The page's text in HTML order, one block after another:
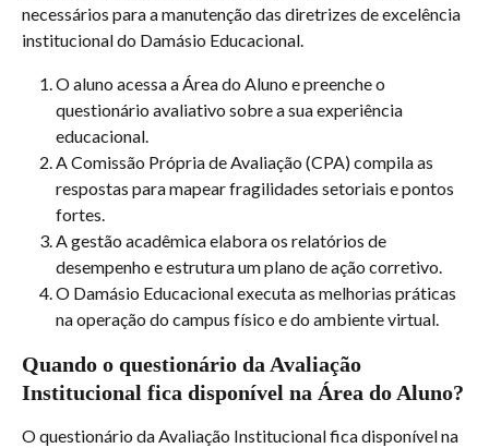
necessários para a manutenção das diretrizes de excelência
institucional do Damásio Educacional.
O aluno acessa a Área do Aluno e preenche o
questionário avaliativo sobre a sua experiência
educacional.
A Comissão Própria de Avaliação (CPA) compila as
respostas para mapear fragilidades setoriais e pontos
fortes.
A gestão acadêmica elabora os relatórios de
desempenho e estrutura um plano de ação corretivo.
O Damásio Educacional executa as melhorias práticas
na operação do campus físico e do ambiente virtual.
Quando o questionário da Avaliação
Institucional fica disponível na Área do Aluno?
O questionário da Avaliação Institucional fica disponível na